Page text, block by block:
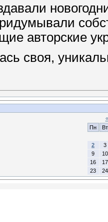
авторские
своя,
«
Пн
Вт
2
3
9
10
16
17
23
24